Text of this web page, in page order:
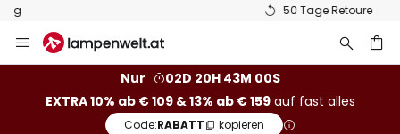
Inhalt
Nur
02D 20H 43M 00S
EXTRA 10% ab € 109 & 13% ab € 159auf fast alles
Code:RABATT kopieren